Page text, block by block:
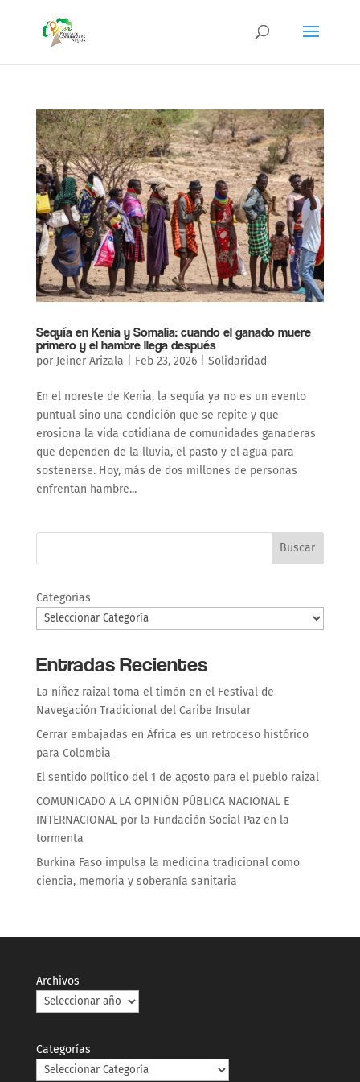
Sequía en Kenia y Somalia: cuando el ganado muere
primero y el hambre llega después
por Jeiner Arizala Feb 23, 2026| Solidaridad
En el noreste de Kenia, la sequía ya no es un evento
puntual sino una condición que se repite y que
erosiona la vida cotidiana de comunidades ganaderas
que dependen de la lluvia, el pasto y el agua para
sostenerse. Hoy, más de dos millones de personas
enfrentan hambre...
Buscar
Categorías
Entradas Recientes
La niñez raizal toma el timón en el Festival de
Navegación Tradicional del Caribe Insular
Cerrar embajadas en África es un retroceso histórico
para Colombia
El sentido político del 1 de agosto para el pueblo raizal
COMUNICADO A LA OPINIÓN PÚBLICA NACIONAL E
INTERNACIONAL por la Fundación Social Paz en la
tormenta
Burkina Faso impulsa la medicina tradicional como
ciencia, memoria y soberanía sanitaria
Archivos
Categorías